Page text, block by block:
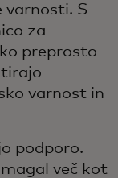
varnosti. S
za
preprosto
varnost in
podporo.
več kot